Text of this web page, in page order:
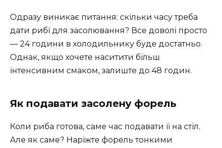
Одразу виникає питання: скільки часу треба
дати рибі для засолювання? Все доволі просто
— 24 години в холодильнику буде достатньо.
Однак, якщо хочете наситити більш
інтенсивним смаком, залиште до 48 годин.
Як подавати засолену форель
Коли риба готова, саме час подавати її на стіл.
Але як саме? Наріжте форель тонкими